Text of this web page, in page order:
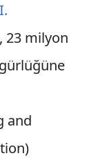
23 milyon
and